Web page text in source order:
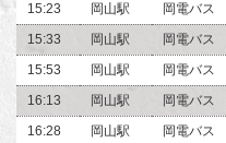
15:23
岡山駅
岡電バス
15:33
岡山駅
岡電バス
15:53
岡山駅
岡電バス
16:13
岡山駅
岡電バス
16:28
岡山駅
岡電バス